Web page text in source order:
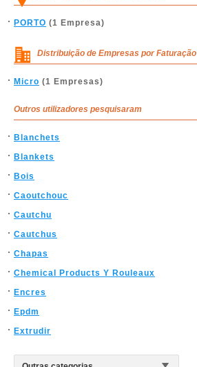
PORTO (1 Empresa)
Distribuição de Empresas por Faturação
Micro (1 Empresas)
Outros utilizadores pesquisaram
Blanchets
Blankets
Bois
Caoutchouc
Cautchu
Cautchus
Chapas
Chemical Products Y Rouleaux
Encres
Epdm
Extrudir